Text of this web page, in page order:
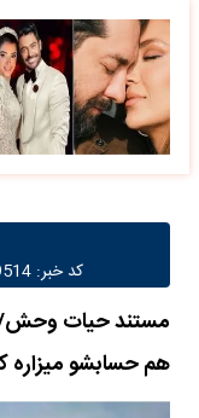
کد خبر: 269514
مستند حیات وحش/
هم حسابشو